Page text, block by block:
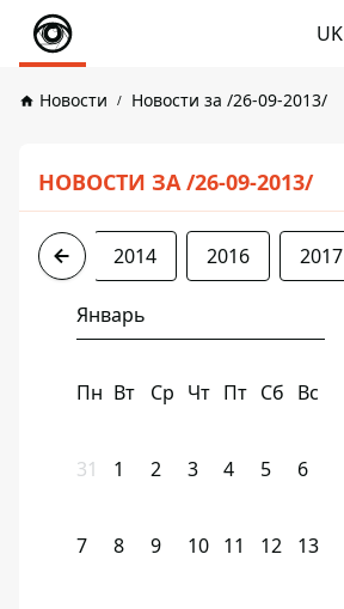
UK
Новости Новости за /26-09-2013/
НОВОСТИ ЗА /26-09-2013/
2013 2014 2016 2017
Январь
Пн Вт Ср Чт Пт Сб Вс
31 1 2 3 4 5 6
7 8 9 10 11 12 13